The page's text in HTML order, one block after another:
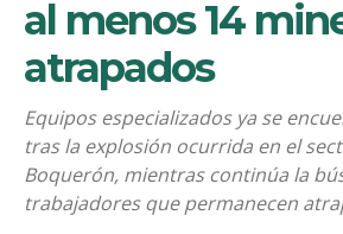
al menos 14
atrapados
Equipos especializados ya se
tras la explosión ocurrida en el
Boquerón, mientras continúa la
trabajadores que permanecen